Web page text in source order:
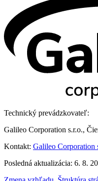
Technický prevádzkovateľ:
Galileo Corporation s.r.o.,
Kontakt: Galileo Corporation
Posledná aktualizácia: 6. 8.